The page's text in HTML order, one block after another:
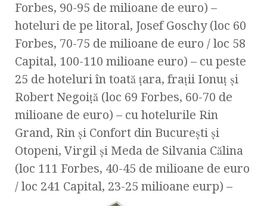
Forbes, 90-95 de milioane de euro) –
hoteluri de pe litoral, Josef Goschy (loc 60
Forbes, 70-75 de milioane de euro / loc 58
Capital, 100-110 milioane euro) – cu peste
25 de hoteluri în toată ţara, fraţii Ionuţ şi
Robert Negoiţă (loc 69 Forbes, 60-70 de
milioane de euro) – cu hotelurile Rin
Grand, Rin şi Confort din Bucureşti şi
Otopeni, Virgil şi Meda de Silvania Călina
(loc 111 Forbes, 40-45 de milioane de euro
/ loc 241 Capital, 23-25 milioane eurp) –